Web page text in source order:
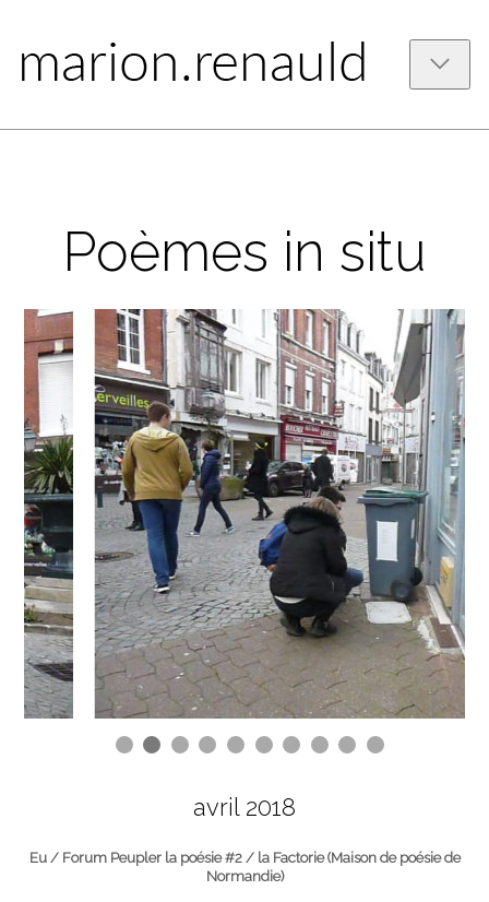
Poèmes in situ
avril 2018
Eu / Forum Peupler la poésie #2 / la Factorie (Maison de poésie de
Normandie)